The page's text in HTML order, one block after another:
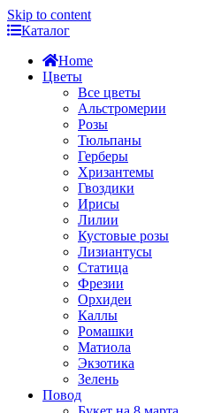
Skip to content
Каталог
Home
Цветы
Все цветы
Альстромерии
Розы
Тюльпаны
Герберы
Хризантемы
Гвоздики
Ирисы
Лилии
Кустовые розы
Лизиантусы
Статица
Фрезии
Орхидеи
Каллы
Ромашки
Матиола
Экзотика
Зелень
Повод